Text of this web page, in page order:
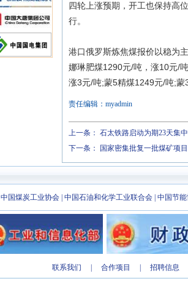
四轮上涨预期，开工也保持高
行。
港口俄罗斯炼焦煤报价以稳为
娜琳肥煤1290元/吨，涨10元/
涨3元/吨;蒙5精煤1249元/吨;
责任编辑：myadmin
上一条： 石太铁路启动为期23天集
下一条：
国家密集批复一批煤矿项
中国煤炭工业协会 中国石油和化学工业联合会 中国节
联系我们 合作项目 招聘信息